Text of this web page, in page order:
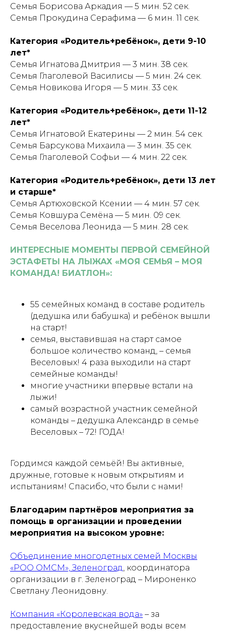
Семья Борисова Аркадия — 5 мин. 52 сек.
Семья Прокудина Серафима — 6 мин. 11 сек.
Категория «Родитель+ребёнок», дети 9-10
лет*
Семья Игнатова Дмитрия — 3 мин. 38 сек.
Семья Глаголевой Василисы — 5 мин. 24 сек.
Семья Новикова Игоря — 5 мин. 33 сек.
Категория «Родитель+ребёнок», дети 11-12
лет*
Семья Игнатовой Екатерины — 2 мин. 54 сек.
Семья Барсукова Михаила — 3 мин. 35 сек.
Семья Глаголевой Софьи — 4 мин. 22 сек.
Категория «Родитель+ребёнок», дети 13 лет
и старше*
Семья Артюховской Ксении — 4 мин. 57 сек.
Семья Ковшура Семёна — 5 мин. 09 сек.
Семья Веселова Леонида — 5 мин. 28 сек.
ИНТЕРЕСНЫЕ МОМЕНТЫ ПЕРВОЙ СЕМЕЙНОЙ
ЭСТАФЕТЫ НА ЛЫЖАХ «МОЯ СЕМЬЯ – МОЯ
КОМАНДА! БИАТЛОН»:
55 семейных команд в составе родитель
(дедушка или бабушка) и ребёнок вышли
на старт!
cемья, выставившая на старт самое
большое количество команд, – семья
Веселовых! 4 раза выходили на старт
семейные команды!
многие участники впервые встали на
лыжи!
самый возрастной участник семейной
команды – дедушка Александр в семье
Веселовых – 72! ГОДА!
Гордимся каждой семьёй! Вы активные,
дружные, готовые к новым открытиям и
испытаниям! Спасибо, что были с нами!
Благодарим партнёров мероприятия за
помощь в организации и проведении
мероприятия на высоком уровне:
Объединение многодетных семей Москвы
«РОО ОМСМ», Зеленоград, координатора
организации в г. Зеленоград – Мироненко
Светлану Леонидовну.
Компания «Королевская вода» – за
предоставление вкуснейшей воды всем